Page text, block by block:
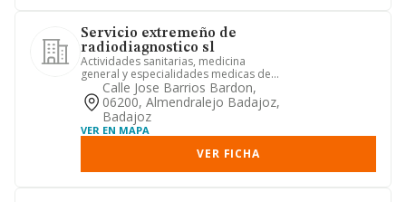
Servicio extremeño de
radiodiagnostico sl
Actividades sanitarias, medicina
general y especialidades medicas de
todo tipo. actividades hospita...
Calle Jose Barrios Bardon,
06200, Almendralejo Badajoz,
Badajoz
VER EN MAPA
VER FICHA